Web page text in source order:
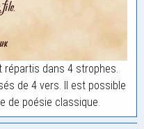
dans 4 strophes.
de 4 vers. Il est possible
de poésie classique.